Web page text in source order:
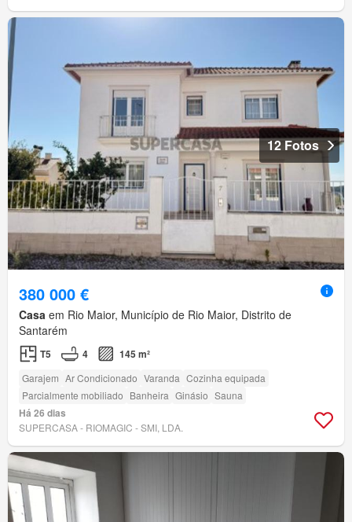
12 Fotos
380 000 €
Casa em Rio Maior, Município de Rio Maior, Distrito de
Santarém
T5 4 145 m²
Garajem Ar Condicionado Varanda Cozinha equipada
Parcialmente mobiliado Banheira Ginásio Sauna
Há 26 dias
SUPERCASA - RIOMAGIC - SMI, LDA.